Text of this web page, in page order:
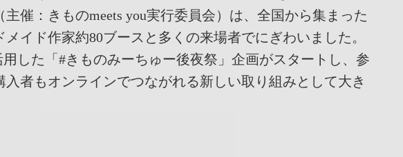
催：きものmeets you実行委員会）は、全国から集まった
イド作家約80ブースと多くの来場者でにぎわいました。
用した「#きものみーちゅー後夜祭」企画がスタートし、参
者もオンラインでつながれる新しい取り組みとして大き